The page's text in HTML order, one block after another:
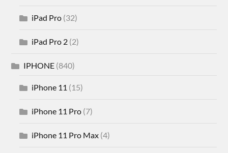
iPad Pro (32)
iPad Pro 2 (2)
IPHONE (840)
iPhone 11 (15)
iPhone 11 Pro (7)
iPhone 11 Pro Max (4)